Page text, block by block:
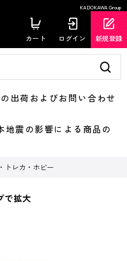
KADOKAWA Group
カート ログイン 新規登録
荷およびお問い合わせ
震の影響による商品の
トレカ・ホビー
で拡大